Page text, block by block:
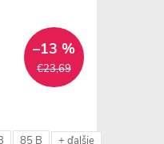
€23,69
–13 %
85 B + ďalšie